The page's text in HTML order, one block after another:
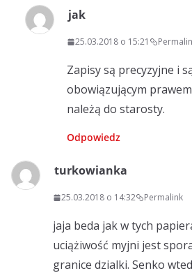
jak
25.03.2018 o 15:21
Zapisy są precyzyjne i
obowiązującym
należą do starosty.
Odpowiedz
turkowianka
25.03.2018 o 14:32 Permalink
jaja beda jak w tych
uciążiwość myjni jest
granice dzialki. Senko